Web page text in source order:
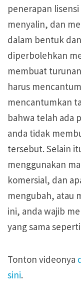
penerapan lisensi
menyalin, dan
dalam bentuk
diperbolehkan
membuat
harus
mencantumkan
bahwa telah ada
anda tidak
tersebut. Selain
menggunakan
komersial, dan
mengubah, atau
ini, anda wajib
yang sama
Tonton videonya
sini.